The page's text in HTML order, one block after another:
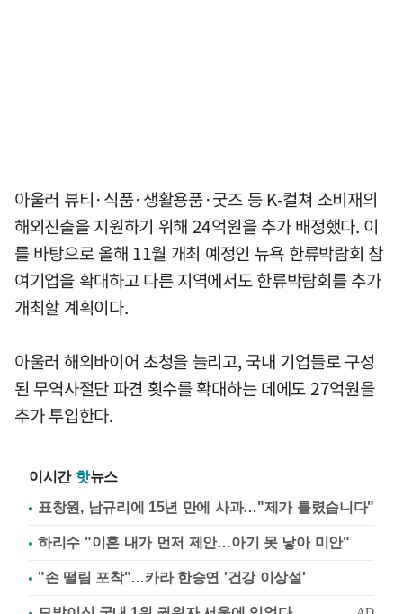
아울러 뷰티·식품·생활용품·굿즈 등 K-컬쳐 소비재의
해외진출을 지원하기 위해 24억원을 추가 배정했다. 이
를 바탕으로 올해 11월 개최 예정인 뉴욕 한류박람회 참
여기업을 확대하고 다른 지역에서도 한류박람회를 추가
개최할 계획이다.
아울러 해외바이어 초청을 늘리고, 국내 기업들로 구성
된 무역사절단 파견 횟수를 확대하는 데에도 27억원을
추가 투입한다.
이시간 핫뉴스
표창원, 남규리에 15년 만에 사과…"제가 틀렸습니다"
하리수 "이혼 내가 먼저 제안…아기 못 낳아 미안"
"손 떨림 포착"…카라 한승연 '건강 이상설'